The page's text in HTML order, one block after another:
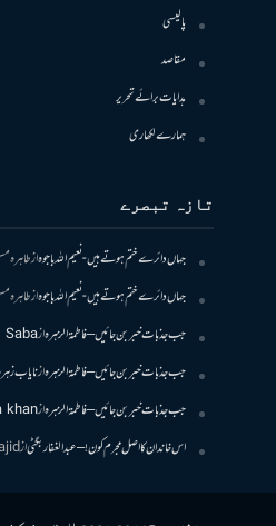
پالیسی
مقاصد
ہدایات برائے تحریر
ہمارے لکھاری
تازہ تبصرے
جہاں دائرے ختم ہوتے ہیں- نعیم اللہ باجوہازطاہرہ
جہاں دائرے ختم ہوتے ہیں- نعیم اللہ باجوہازطاہرہ
جب جذبات خبر بن جائیں – فاطمۃالزہرہازSaba
جب جذبات خبر بن جائیں – فاطمۃالزہرہازنایاب
جب جذبات خبر بن جائیں – فاطمۃالزہرہازkhan
اس خاندان کا اصل مجرم کون! – عبدالغفار بگٹیاز